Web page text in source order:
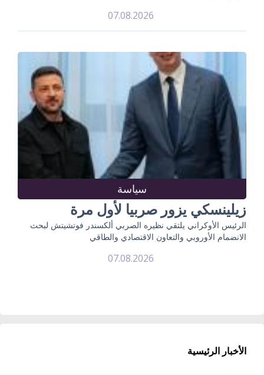
07.08.2026
سياسة
زيلينسكي يزور صربيا لأول مرة
الرئيس الأوكراني يلتقي نظيره الصربي ألكسندر فوتشيتش لبحث
الانضمام الأوروبي والتعاون الاقتصادي والطاقي
07.08.2026
الأخبار الرئيسية